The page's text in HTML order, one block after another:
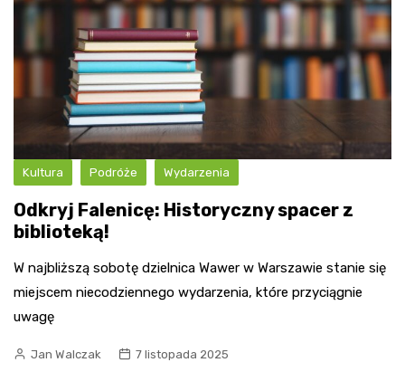
Kultura Podróże Wydarzenia
Odkryj Falenicę: Historyczny spacer z
biblioteką!
W najbliższą sobotę dzielnica Wawer w Warszawie stanie się
miejscem niecodziennego wydarzenia, które przyciągnie
uwagę
Jan Walczak 7 listopada 2025